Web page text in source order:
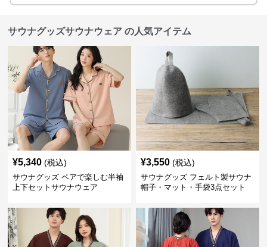
サウナグッズサウナウェア の人気アイテム
¥5,340 (税込)
サウナグッズ ペアで楽しむ半袖
上下セットサウナウェア
¥3,550 (税込)
サウナグッズ フェルト製サウナ
帽子・マット・手袋3点セット